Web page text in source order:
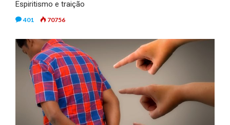
Espiritismo e traição
401 70756